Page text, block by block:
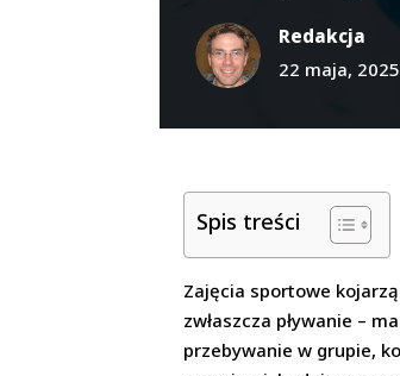
Redakcja
22 maja, 2025
Spis treści
Zajęcia sportowe
zwłaszcza pływanie –
przebywanie w grupie,